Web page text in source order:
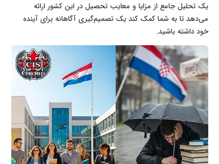
یک تحلیل جامع از مزایا و معایب تحصیل در این کشور ارائه
می‌دهد تا به شما کمک کند یک تصمیم‌گیری آگاهانه برای آینده
خود داشته باشید.